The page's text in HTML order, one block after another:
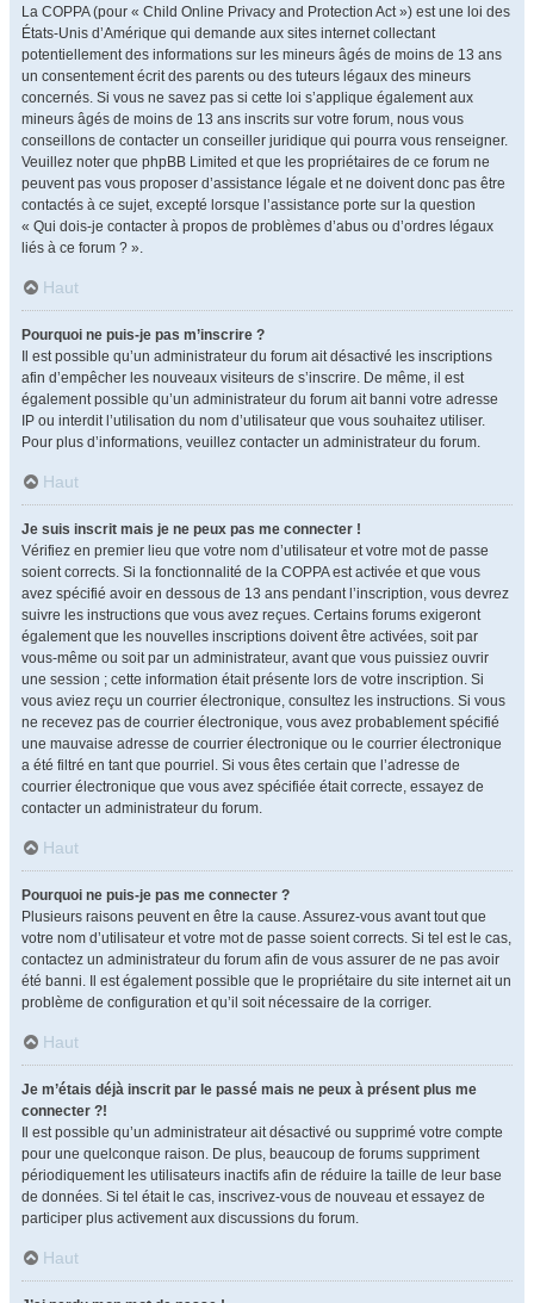
La COPPA (pour « Child Online Privacy and Protection Act ») est une loi des
États-Unis d’Amérique qui demande aux sites internet collectant
potentiellement des informations sur les mineurs âgés de moins de 13 ans
un consentement écrit des parents ou des tuteurs légaux des mineurs
concernés. Si vous ne savez pas si cette loi s’applique également aux
mineurs âgés de moins de 13 ans inscrits sur votre forum, nous vous
conseillons de contacter un conseiller juridique qui pourra vous renseigner.
Veuillez noter que phpBB Limited et que les propriétaires de ce forum ne
peuvent pas vous proposer d’assistance légale et ne doivent donc pas être
contactés à ce sujet, excepté lorsque l’assistance porte sur la question
« Qui dois-je contacter à propos de problèmes d’abus ou d’ordres légaux
liés à ce forum ? ».
Haut
Pourquoi ne puis-je pas m’inscrire ?
Il est possible qu’un administrateur du forum ait désactivé les inscriptions
afin d’empêcher les nouveaux visiteurs de s’inscrire. De même, il est
également possible qu’un administrateur du forum ait banni votre adresse
IP ou interdit l’utilisation du nom d’utilisateur que vous souhaitez utiliser.
Pour plus d’informations, veuillez contacter un administrateur du forum.
Haut
Je suis inscrit mais je ne peux pas me connecter !
Vérifiez en premier lieu que votre nom d’utilisateur et votre mot de passe
soient corrects. Si la fonctionnalité de la COPPA est activée et que vous
avez spécifié avoir en dessous de 13 ans pendant l’inscription, vous devrez
suivre les instructions que vous avez reçues. Certains forums exigeront
également que les nouvelles inscriptions doivent être activées, soit par
vous-même ou soit par un administrateur, avant que vous puissiez ouvrir
une session ; cette information était présente lors de votre inscription. Si
vous aviez reçu un courrier électronique, consultez les instructions. Si vous
ne recevez pas de courrier électronique, vous avez probablement spécifié
une mauvaise adresse de courrier électronique ou le courrier électronique
a été filtré en tant que pourriel. Si vous êtes certain que l’adresse de
courrier électronique que vous avez spécifiée était correcte, essayez de
contacter un administrateur du forum.
Haut
Pourquoi ne puis-je pas me connecter ?
Plusieurs raisons peuvent en être la cause. Assurez-vous avant tout que
votre nom d’utilisateur et votre mot de passe soient corrects. Si tel est le cas,
contactez un administrateur du forum afin de vous assurer de ne pas avoir
été banni. Il est également possible que le propriétaire du site internet ait un
problème de configuration et qu’il soit nécessaire de la corriger.
Haut
Je m’étais déjà inscrit par le passé mais ne peux à présent plus me
connecter ?!
Il est possible qu’un administrateur ait désactivé ou supprimé votre compte
pour une quelconque raison. De plus, beaucoup de forums suppriment
périodiquement les utilisateurs inactifs afin de réduire la taille de leur base
de données. Si tel était le cas, inscrivez-vous de nouveau et essayez de
participer plus activement aux discussions du forum.
Haut